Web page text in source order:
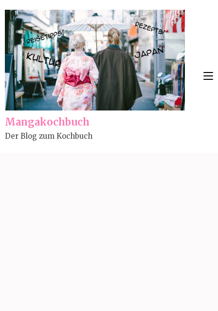
content
(Press
Enter)
Mangakochbuch
Der Blog zum Kochbuch